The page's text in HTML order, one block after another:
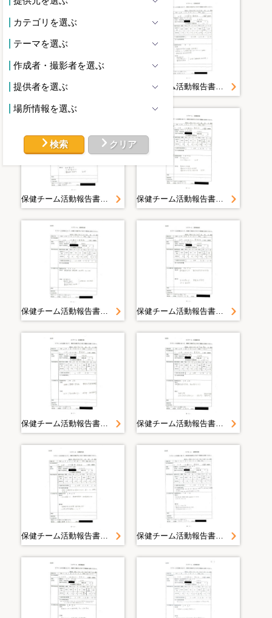
カテゴリを選ぶ
テーマを選ぶ
作成者・撮影者を選ぶ
提供者を選ぶ
場所情報を選ぶ
検索 クリア
保健チーム活動報告書 山田町（大沢・織笠）豊間根避難所 豊間根地区＜平成２３年５月１４日山田町豊間根地区＞
保健チーム活動報告書 山田町（大沢・織笠）豊間根避難所 豊間根地区＜平成２３年５月１２日山田町豊間根地区＞ 保健チーム活動報告書 山田町（大沢・織笠）豊間根避難所 豊間根地区＜平成２３年５月１１日山田町豊間根地区＞
保健チーム活動報告書 山田町（大沢・織笠）豊間根避難所 豊間根地区＜平成２３年５月１０日山田町豊間根＞ 保健チーム活動報告書 山田町（大沢・織笠）豊間根避難所 豊間根地区＜平成２３年５月９日山田町豊間根＞
保健チーム活動報告書 山田町（大沢・織笠）豊間根避難所 豊間根地区＜平成２３年５月８日山田町豊間根＞ 保健チーム活動報告書 山田町（大沢・織笠）豊間根避難所 豊間根地区＜平成２３年５月７日１９時山田町豊間根＞
保健チーム活動報告書 山田町（大沢・織笠）豊間根避難所 豊間根地区＜平成２３年５月６日山田町豊間根＞ 保健チーム活動報告書 山田町（大沢・織笠）豊間根避難所 豊間根地区＜平成２３年５月５日１７時００分山田町豊間根地区＞